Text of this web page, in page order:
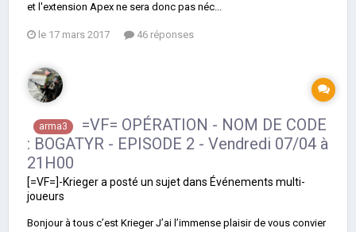
et l'extension Apex ne sera donc pas néc...
le 17 mars 2017 46 réponses
arma3
=VF= OPÉRATION - NOM DE CODE
: BOGATYR - EPISODE 2 - Vendredi 07/04 à
21H00
[=VF=]-Kriegera posté un sujet dans Événements multi-
joueurs
Bonjour à tous c’est Krieger J’ai l’immense plaisir de vous convier